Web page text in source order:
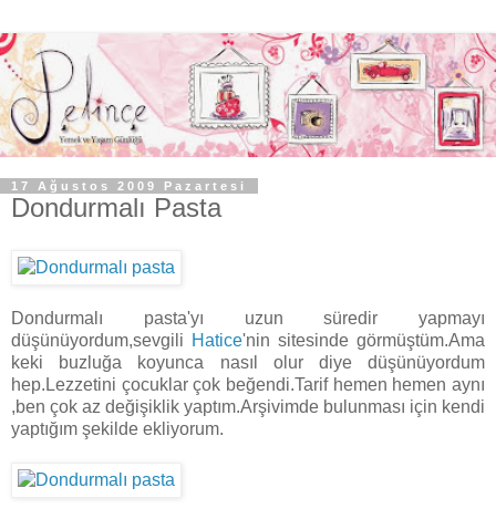
17 Ağustos 2009 Pazartesi
Dondurmalı Pasta
Dondurmalı pasta'yı uzun süredir yapmayı
düşünüyordum,sevgili Hatice'nin sitesinde görmüştüm.Ama
keki buzluğa koyunca nasıl olur diye düşünüyordum
hep.Lezzetini çocuklar çok beğendi.Tarif hemen hemen aynı
,ben çok az değişiklik yaptım.Arşivimde bulunması için kendi
yaptığım şekilde ekliyorum.